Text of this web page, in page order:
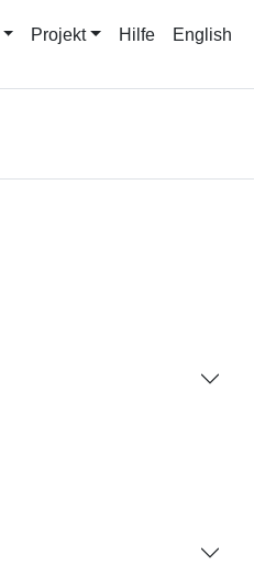
Projekt Hilfe English